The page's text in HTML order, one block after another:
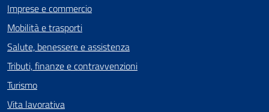
Imprese e commercio
Mobilità e trasporti
Salute, benessere e assistenza
Tributi, finanze e contravvenzioni
Turismo
Vita lavorativa